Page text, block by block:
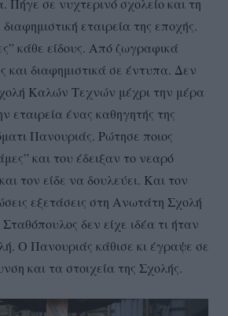
σε νυχτερινό σχολείο και τη
εταιρεία της εποχής.
κάθε είδους. Από ζωγραφικά
και διαφημιστικά σε έντυπα. Δεν
Καλών Τεχνών μέχρι την μέρα
εταιρεία ένας καθηγητής της
Πανουριάς. Ρώτησε ποιος
και του έδειξαν το νεαρό
τον είδε να δουλεύει. Και τον
εξετάσεις στη Ανωτάτη Σχολή
δεν είχε ιδέα τι ήταν
Ο Πανουριάς κάθισε κι έγραψε σε
και τα στοιχεία της Σχολής.